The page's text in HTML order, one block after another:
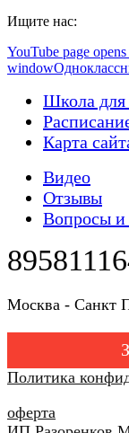
Ищите нас:
YouTube page
window
Школа для
Карта
Видео
Отзывы
Вопросы и
Москва - Санкт
Политика
оферта